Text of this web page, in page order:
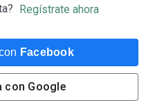
Regístrate ahora
Facebook
con Google